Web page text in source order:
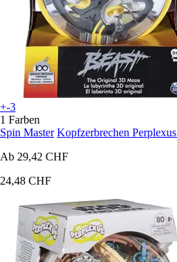
+-3
1 Farben
Spin Master Kopfzerbrechen
Ab 29,42 CHF
24,48 CHF